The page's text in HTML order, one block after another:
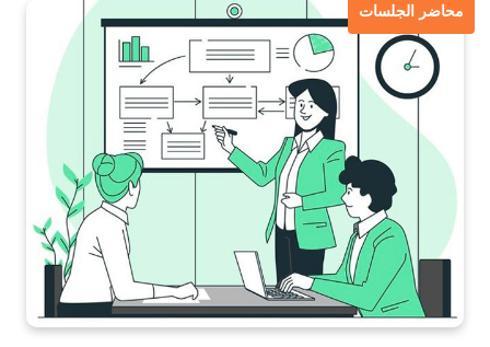
محاضر الجلسات